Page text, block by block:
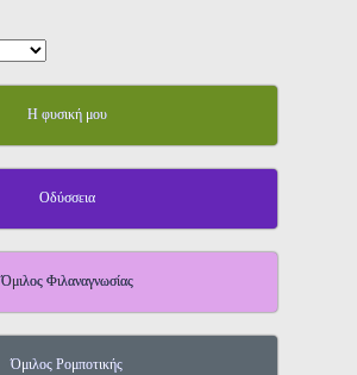
Η φυσική μου
Οδύσσεια
Όμιλος Φιλαναγνωσίας
Όμιλος Ρομποτικής